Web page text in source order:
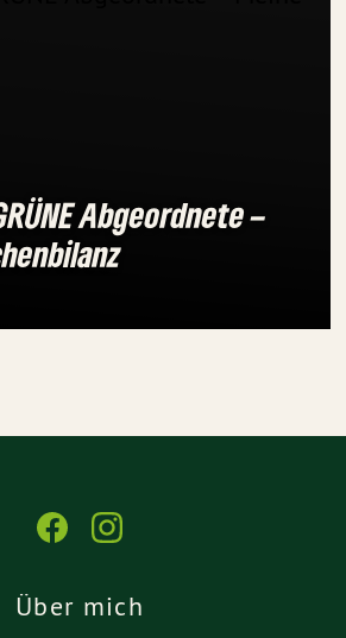
Abgeordnete –
Über mich